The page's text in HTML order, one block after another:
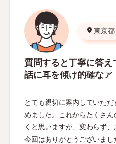
東京都
質問すると丁寧に答
話に耳を傾け的確なア
とても親切に案内していた
めました。これからたくさ
くと思いますが、変わらず、
今回はありがとうございまし